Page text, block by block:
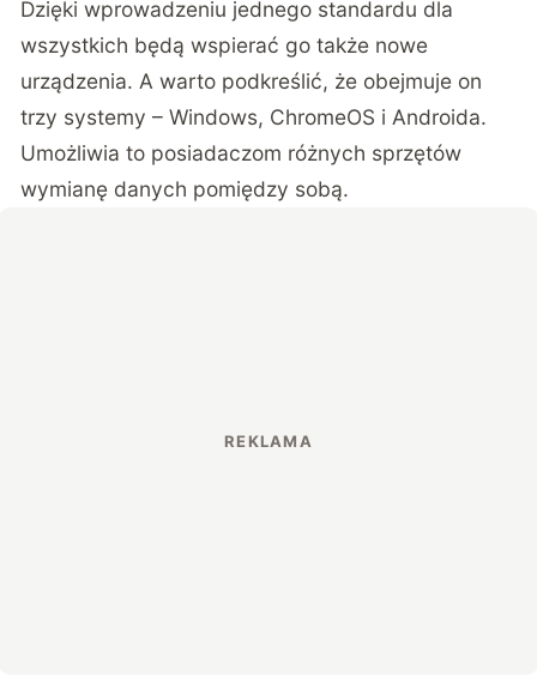
Dzięki wprowadzeniu jednego standardu dla
wszystkich będą wspierać go także nowe
urządzenia. A warto podkreślić, że obejmuje on
trzy systemy – Windows, ChromeOS i Androida.
Umożliwia to posiadaczom różnych sprzętów
wymianę danych pomiędzy sobą.